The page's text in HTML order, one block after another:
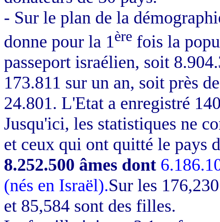
- Sur le plan de la
donne pour la 1ère fois la
passeport israélien, soit
173.811 sur un an, soit près
24.801. L'Etat a enregistré
Jusqu'ici, les statistiques ne
et ceux qui ont quitté le pays
8.252.500 âmes dont
(nés en Israël).Sur les
et 85,584 sont des filles.